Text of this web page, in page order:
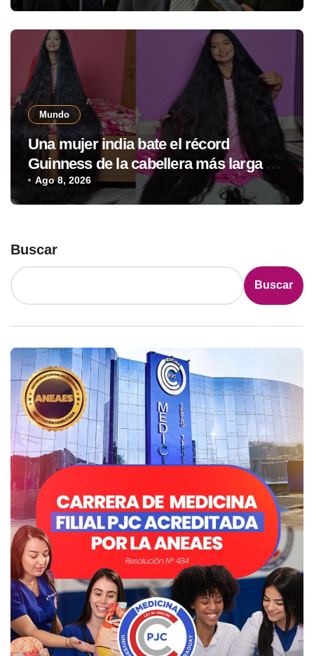
Mundo
Una mujer india bate el récord
Guinness de la cabellera más larga del
mundo con casi 3 metros
Ago 8, 2026
Buscar
Buscar